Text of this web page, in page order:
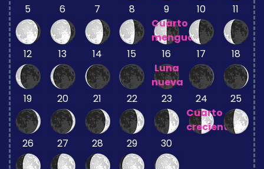
5 6 7 8
9
Cuarto
menguante
10 11
12 13 14 15
16
Luna
nueva
17 18
19 20 21 22 23
24
Cuarto
creciente
25
26 27 28 29 30